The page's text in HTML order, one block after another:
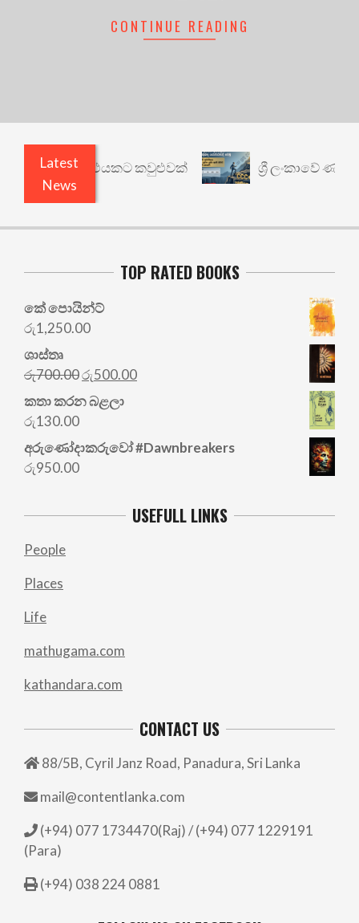
CONTINUE READING
Latest
News
වෙනත් යථාර්ථයකට කවුළුවක් ශ්‍රී ලංකාවේ ණය
TOP RATED BOOKS
කේ පොයින්ට්
රු1,250.00
ශාස්තෘ
රු700.00Original
price
was:
රු500.00Current
කතා කරන බළලා
රු130.00
අරු‍ණෝදාකරුවෝ #Dawnbreakers
රු950.00
USEFULL LINKS
People
Places
Life
mathugama.com
kathandara.com
CONTACT US
88/5B, Cyril Janz Road, Panadura, Sri Lanka
mail@contentlanka.com
(+94) 077 1734470(Raj) / (+94) 077 1229191
(Para)
(+94) 038 224 0881